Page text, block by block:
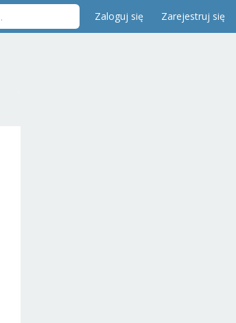
Zaloguj się Zarejestruj się